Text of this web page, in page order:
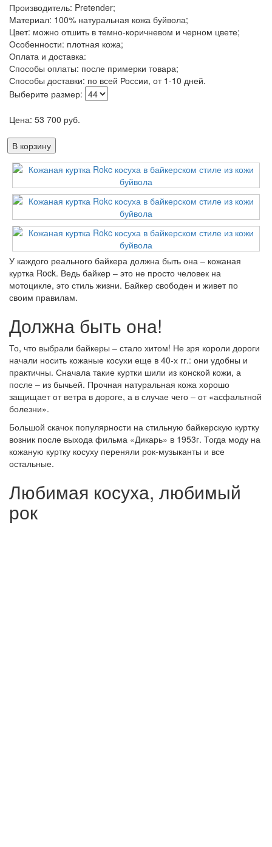
Производитель: Pretender;
Материал: 100% натуральная кожа буйвола;
Цвет: можно отшить в темно-коричневом и черном цвете;
Особенности: плотная кожа;
Оплата и доставка:
Способы оплаты: после примерки товара;
Способы доставки: по всей России, от 1-10 дней.
Выберите размер:
Цена: 53 700 руб.
В корзину
У каждого реального байкера должна быть она – кожаная
куртка Rock. Ведь байкер – это не просто человек на
мотоцикле, это стиль жизни. Байкер свободен и живет по
своим правилам.
Должна быть она!
То, что выбрали байкеры – стало хитом! Не зря короли дороги
начали носить кожаные косухи еще в 40-х гг.: они удобны и
практичны. Сначала такие куртки шили из конской кожи, а
после – из бычьей. Прочная натуральная кожа хорошо
защищает от ветра в дороге, а в случае чего – от «асфальтной
болезни».
Большой скачок популярности на стильную байкерскую куртку
возник после выхода фильма «Дикарь» в 1953г. Тогда моду на
кожаную куртку косуху переняли рок-музыканты и все
остальные.
Любимая косуха, любимый
рок